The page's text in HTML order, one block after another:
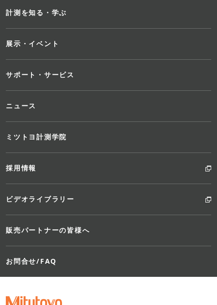
計測を知る・学ぶ
展示・イベント
サポート・サービス
ニュース
ミツトヨ計測学院
採用情報
ビデオライブラリー
販売パートナーの皆様へ
お問合せ/FAQ